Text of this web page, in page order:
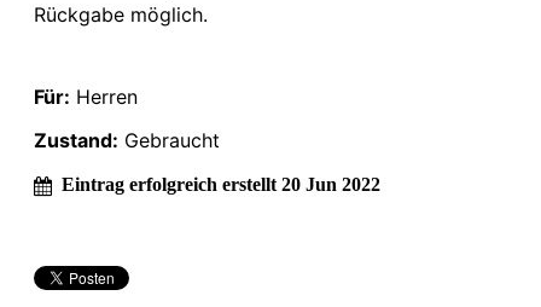
Rückgabe möglich.
Für: Herren
Zustand: Gebraucht
Eintrag erfolgreich erstellt 20 Jun 2022